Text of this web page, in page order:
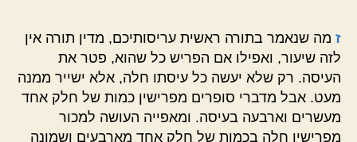
ז מה שנאמר בתורה ראשית עריסותיכם, מדין תורה אין
לזה שיעור, ואפילו אם הפריש כל שהוא, פטר את
העיסה. רק שלא יעשה כל עיסתו חלה, אלא ישייר ממנה
מעט. אבל מדברי סופרים מפרישין כמות של חלק אחד
מעשרים וארבעה בעיסה. ומאפייה העושה למכור
מפרישין חלה בכמות של חלק אחד מארבעים ושמונה